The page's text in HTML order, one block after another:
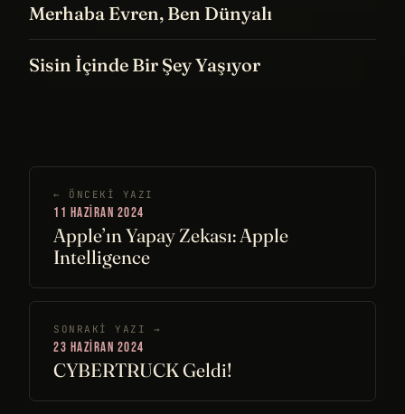
Merhaba Evren, Ben Dünyalı
Sisin İçinde Bir Şey Yaşıyor
← ÖNCEKI YAZI
11 HAZIRAN 2024
Apple’ın Yapay Zekası: Apple
Intelligence
SONRAKI YAZI →
23 HAZIRAN 2024
CYBERTRUCK Geldi!